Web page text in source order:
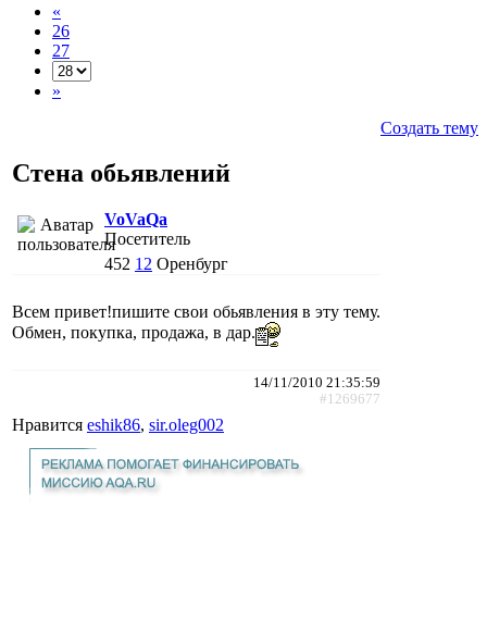
«
26
27
»
Создать тему
Стена обьявлений
VoVaQa
Посетитель
452 12 Оренбург
Всем привет!пишите свои обьявления в эту тему.
Обмен, покупка, продажа, в дар.
14/11/2010 21:35:59
#1269677
Нравится eshik86, sir.oleg002